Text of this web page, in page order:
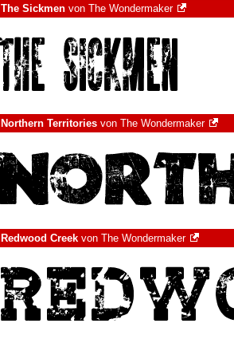
The Sickmen von The Wondermaker
Northern Territories von The Wondermaker
Redwood Creek von The Wondermaker